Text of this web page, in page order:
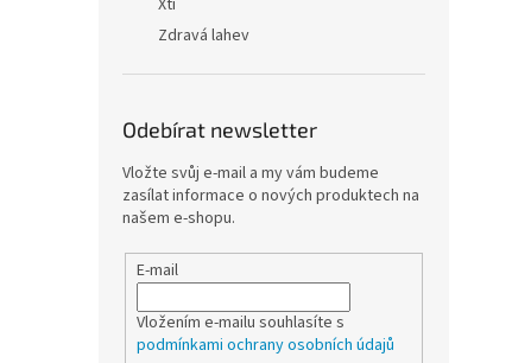
Xti
Zdravá lahev
Odebírat newsletter
Vložte svůj e-mail a my vám budeme
zasílat informace o nových produktech na
našem e-shopu.
E-mail
Vložením e-mailu souhlasíte s
podmínkami ochrany osobních údajů